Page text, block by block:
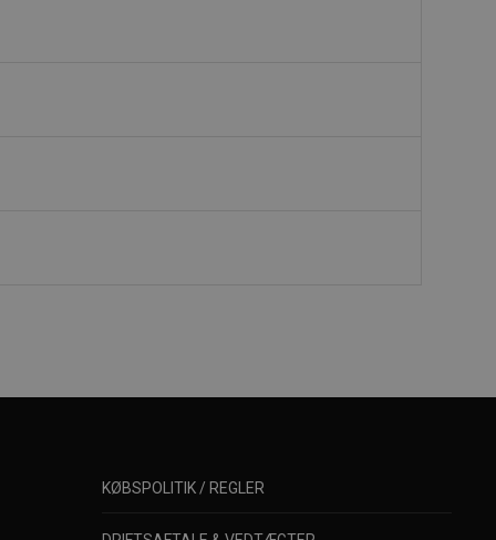
KØBSPOLITIK / REGLER